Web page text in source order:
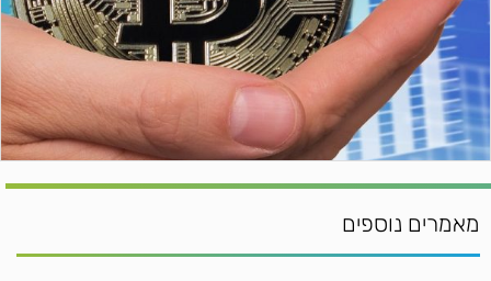
מאמרים נוספים